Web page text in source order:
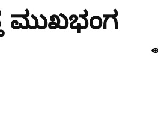
ಮುಖಭಂಗ